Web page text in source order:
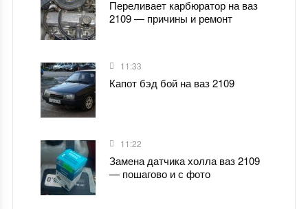
Переливает карбюратор на ваз
2109 — причины и ремонт
11:33
Капот бэд бой на ваз 2109
11:22
Замена датчика холла ваз 2109
— пошагово и с фото